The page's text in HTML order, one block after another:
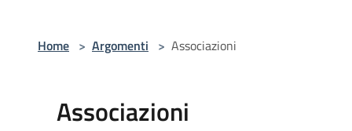
Home > Argomenti > Associazioni
Associazioni